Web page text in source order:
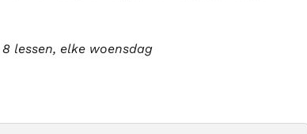
lessen, elke woensdag